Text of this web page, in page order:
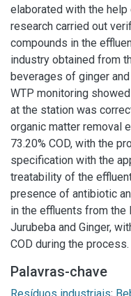
elaborated with the
research carried out
compounds in the
industry obtained from
beverages of ginger
WTP monitoring
at the station was
organic matter removal
73.20% COD, with the
specification with the
treatability of the
presence of antibiotic
in the effluents from
Jurubeba and Ginger,
COD during the process.
Palavras-chave